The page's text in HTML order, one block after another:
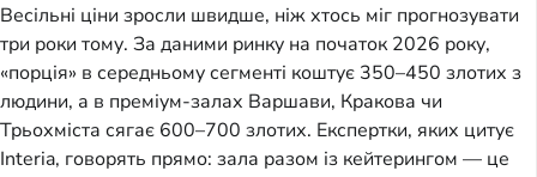
Весільні ціни зросли швидше, ніж хтось міг прогнозувати
три роки тому. За даними ринку на початок 2026 року,
«порція» в середньому сегменті коштує 350–450 злотих з
людини, а в преміум-залах Варшави, Кракова чи
Трьохміста сягає 600–700 злотих. Експертки, яких цитує
Interia, говорять прямо: зала разом із кейтерингом — це